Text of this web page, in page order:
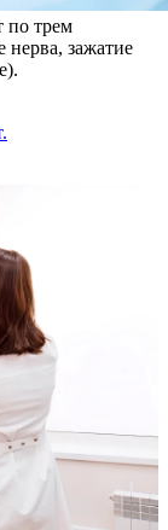
по трем
нерва, зажатие